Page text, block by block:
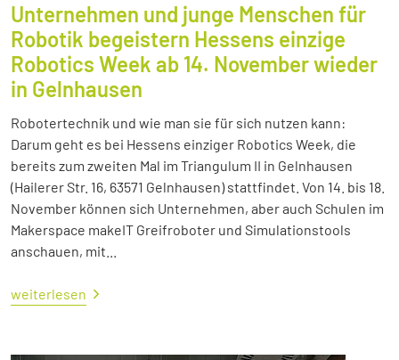
Unternehmen und junge Menschen für
Robotik begeistern Hessens einzige
Robotics Week ab 14. November wieder
in Gelnhausen
Robotertechnik und wie man sie für sich nutzen kann:
Darum geht es bei Hessens einziger Robotics Week, die
bereits zum zweiten Mal im Triangulum II in Gelnhausen
(Hailerer Str. 16, 63571 Gelnhausen) stattfindet. Von 14. bis 18.
November können sich Unternehmen, aber auch Schulen im
Makerspace makeIT Greifroboter und Simulationstools
anschauen, mit...
weiterlesen